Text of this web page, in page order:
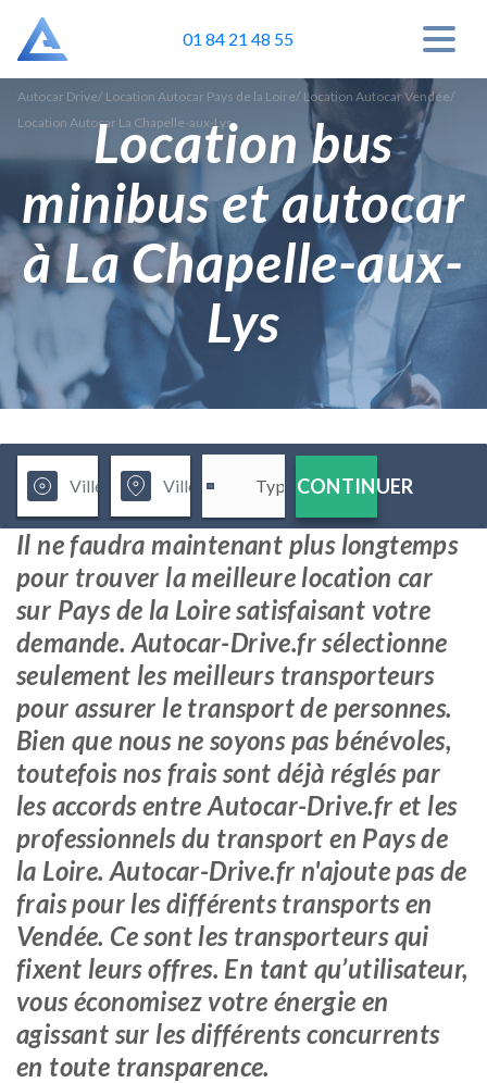
01 84 21 48 55
Autocar Drive/ Location Autocar Pays de la Loire/ Location Autocar Vendée/
Location Autocar La Chapelle-aux-Lys
Location bus
minibus et autocar
à La Chapelle-aux-
Lys
CONTINUER
Il ne faudra maintenant plus longtemps
pour trouver la meilleure location car
sur Pays de la Loire satisfaisant votre
demande. Autocar-Drive.fr sélectionne
seulement les meilleurs transporteurs
pour assurer le transport de personnes.
Bien que nous ne soyons pas bénévoles,
toutefois nos frais sont déjà réglés par
les accords entre Autocar-Drive.fr et les
professionnels du transport en Pays de
la Loire. Autocar-Drive.fr n'ajoute pas de
frais pour les différents transports en
Vendée. Ce sont les transporteurs qui
fixent leurs offres. En tant qu’utilisateur,
vous économisez votre énergie en
agissant sur les différents concurrents
en toute transparence.